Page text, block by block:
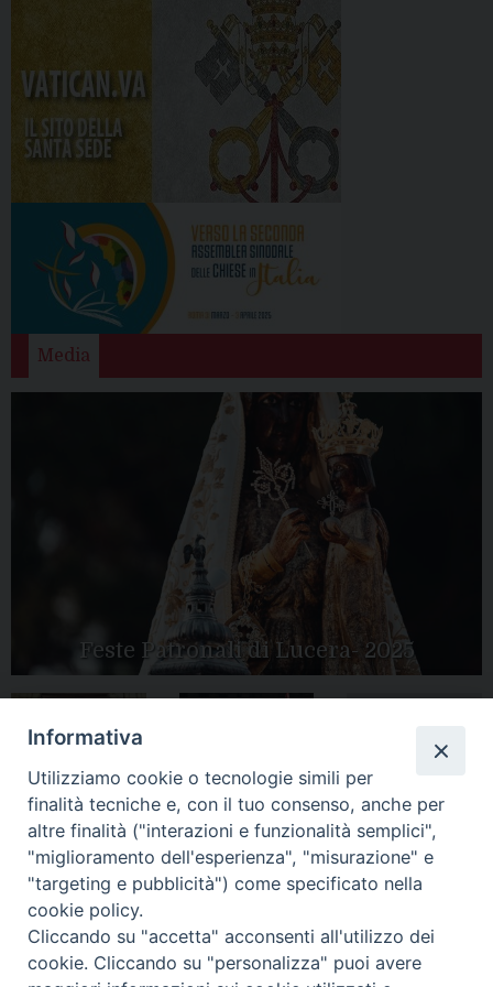
Media
Feste Patronali di Lucera- 2025
Apertura Anno
Giubilare 2025
Peregrinatio
Mariae in Diocesi
Tutte le gallery
CONTATTI:
LUCERA: Piazza Duomo, 13 - 71036 Lucera (FG) − tel.
0881/520882 - e-mail: info@diocesiluceratroia.it
Segreteria del
Vescovo: tel/fax 0881/522244 - e-mail:
Informativa
Utilizziamo cookie o tecnologie simili per
finalità tecniche e, con il tuo consenso, anche per
altre finalità ("interazioni e funzionalità semplici",
"miglioramento dell'esperienza", "misurazione" e
"targeting e pubblicità") come specificato nella
cookie policy.
Cliccando su "accetta" acconsenti all'utilizzo dei
cookie. Cliccando su "personalizza" puoi avere